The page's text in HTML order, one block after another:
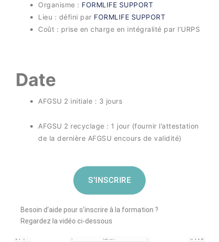
Organisme : FORMLIFE SUPPORT
Lieu : défini par FORMLIFE SUPPORT
Coût : prise en charge en intégralité par l’URPS
Date
AFGSU 2 initiale : 3 jours
AFGSU 2 recyclage : 1 jour (fournir l’attestation
de la dernière AFGSU encours de validité)
S'INSCRIRE
Besoin d’aide pour s’inscrire à la formation ?
Regardez la vidéo ci-dessous